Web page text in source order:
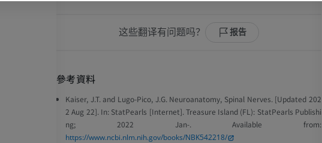
这些翻译有问题吗？ 报告
參考資料
Kaiser, J.T. and Lugo-Pico, J.G. Neuroanatomy, Spinal Nerves. [Updated 202
2 Aug 22]. In: StatPearls [Internet]. Treasure Island (FL): StatPearls Publishi
ng; 2022 Jan-. Available from:
https://www.ncbi.nlm.nih.gov/books/NBK542218/
MRI
优质会员
肘部MRI
免費
优质会员
髋MRI